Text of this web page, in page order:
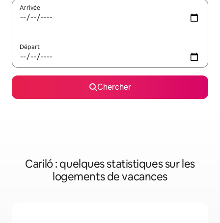
Arrivée
Départ
Chercher
Cariló : quelques statistiques sur les
logements de vacances